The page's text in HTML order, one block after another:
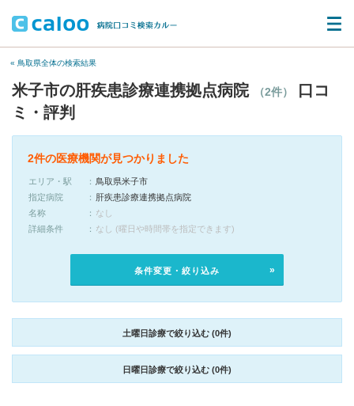
« 鳥取県全体の検索結果
米子市の肝疾患診療連携拠点病院 （2件）
口コ
ミ・評判
2件の医療機関が見つかりました
エリア・駅
鳥取県米子市
指定病院
肝疾患診療連携拠点病院
名称
なし
詳細条件
なし (曜日や時間帯を指定できます)
条件変更・絞り込み
土曜日診療で絞り込む (0件)
日曜日診療で絞り込む (0件)